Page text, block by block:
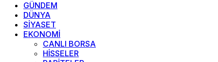
GÜNDEM
DÜNYA
SİYASET
EKONOMİ
CANLI BORSA
HİSSELER